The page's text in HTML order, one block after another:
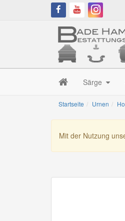
Särge
Startseite Urnen
Mit der Nutzung